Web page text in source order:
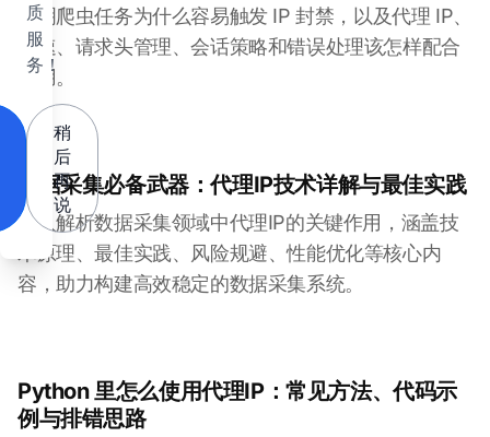
质
服
务！
稍
后
再
说
说明爬虫任务为什么容易触发 IP 封禁，以及代理 IP、
限速、请求头管理、会话策略和错误处理该怎样配合
使用。
数据采集必备武器：代理IP技术详解与最佳实践
深入解析数据采集领域中代理IP的关键作用，涵盖技
术原理、最佳实践、风险规避、性能优化等核心内
容，助力构建高效稳定的数据采集系统。
Python 里怎么使用代理IP：常见方法、代码示
例与排错思路